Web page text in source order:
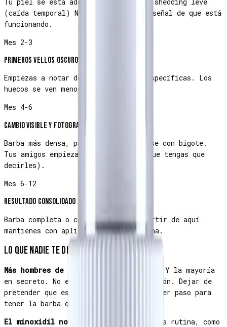
(caída temporal) NO te asustes — es señal de que está
funcionando.
Mes 2-3
Primeros vellos oscuros y más gruesos
Empiezas a notar densidad en áreas específicas. Los
huecos se ven menos pronunciados.
Mes 4-6
Cambio visible y fotografiable
Barba más densa, patillas conectándose con bigote.
Tus amigos empiezan a notarlo (sin que tengas que
decirles).
Mes 6-12
Resultado consolidado
Barba completa o casi completa. A partir de aquí
mantienes con aplicaciones 2-3x semana.
Lo que NADIE te dijo antes de comprar
Más hombres de los que crees lo usan.
Y la mayoría
en secreto. No es vanidad, es información. Dejar de
pretender que esto no existe es el primer paso para
tener la barba que quieres.
El minoxidil no es para 30 días.
Es una rutina, como